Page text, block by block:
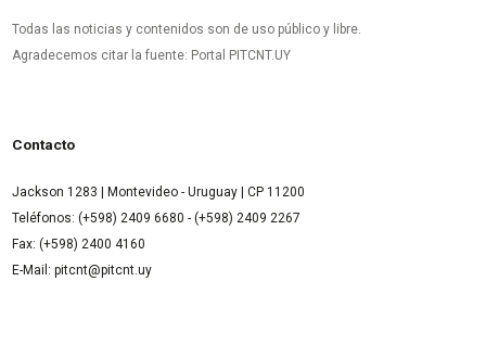
Todas las noticias y contenidos son de uso público y libre.
Agradecemos citar la fuente: Portal PITCNT.UY
Contacto
Jackson 1283 | Montevideo - Uruguay | CP 11200
Teléfonos: (+598) 2409 6680 - (+598) 2409 2267
Fax: (+598) 2400 4160
E-Mail: pitcnt@pitcnt.uy